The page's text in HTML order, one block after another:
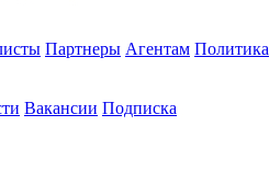
Партнеры Агентам Политика
Вакансии Подписка